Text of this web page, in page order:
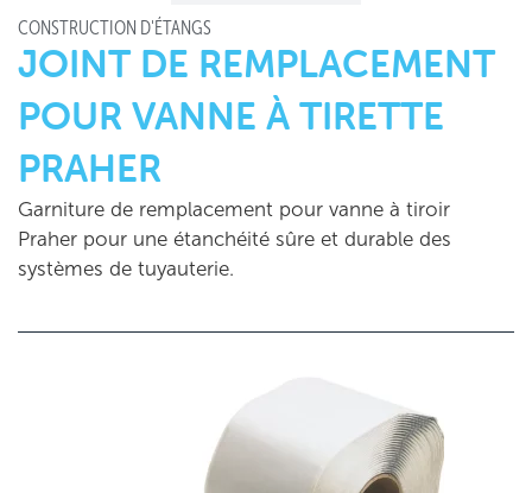
CONSTRUCTION D'ÉTANGS
JOINT DE REMPLACEMENT
POUR VANNE À TIRETTE
PRAHER
Garniture de remplacement pour vanne à tiroir
Praher pour une étanchéité sûre et durable des
systèmes de tuyauterie.